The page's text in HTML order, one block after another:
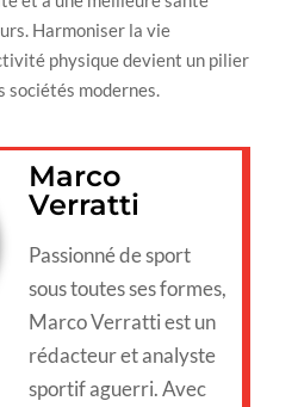
Harmoniser la vie
physique devient un pilier
sociétés modernes.
Marco
Verratti
Passionné de sport
sous toutes ses formes,
Marco Verratti est un
rédacteur et analyste
sportif aguerri. Avec